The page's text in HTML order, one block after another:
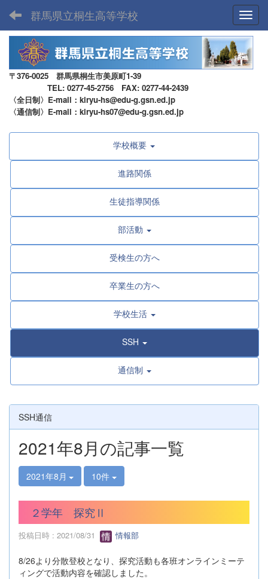
群馬県立桐生高等学校
〒376-0025 群馬県桐生市美原町1-39
TEL: 0277-45-2756 FAX: 0277-44-2439
〈全日制〉E-mail：kiryu-hs@edu-g.gsn.ed.jp
〈通信制〉E-mail：kiryu-hs07@edu-g.gsn.ed.jp
学校概要
進路関係
生徒指導関係
部活動
受検生の方へ
卒業生の方へ
学校生活
SSH
通信制
SSH通信
2021年8月の記事一覧
2021年8月 10件
２学年 探究Ⅱ
投稿日時 : 2021/08/31 情報部
8/26より分散登校となり、探究活動も各班オンラインミーテ
ィングで活動内容を確認しました。